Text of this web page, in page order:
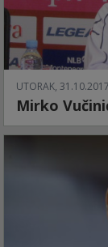
UTORAK,
Mirko